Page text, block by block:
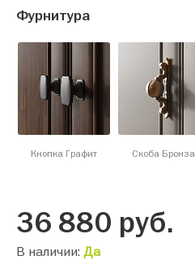
Фурнитура
Кнопка Графит Скоба Бронза
36 880 руб.
В наличии: Да